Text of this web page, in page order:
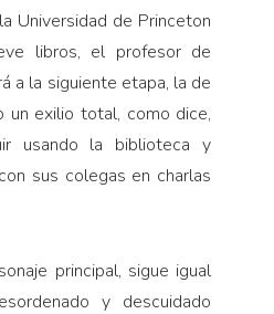
Universidad de Princeton
libros, el profesor de
a la siguiente etapa, la de
un exilio total, como dice,
usando la biblioteca y
sus colegas en charlas
principal, sigue igual
y descuidado